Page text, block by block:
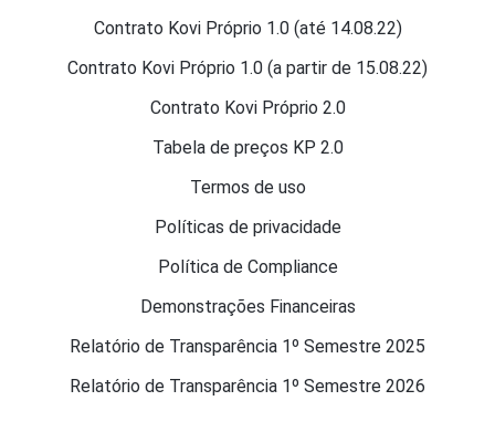
Contrato Kovi Próprio 1.0 (até 14.08.22)
Contrato Kovi Próprio 1.0 (a partir de 15.08.22)
Contrato Kovi Próprio 2.0
Tabela de preços KP 2.0
Termos de uso
Políticas de privacidade
Política de Compliance
Demonstrações Financeiras
Relatório de Transparência 1º Semestre 2025
Relatório de Transparência 1º Semestre 2026